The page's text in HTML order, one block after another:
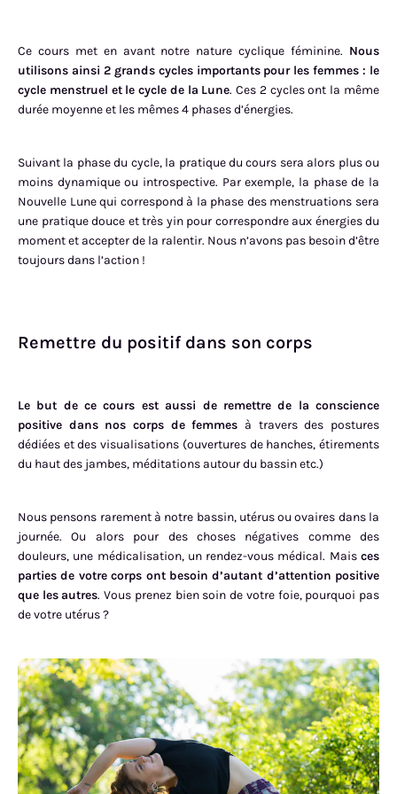
Ce cours met en avant notre nature cyclique féminine. Nous
utilisons ainsi 2 grands cycles importants pour les femmes : le
cycle menstruel et le cycle de la Lune. Ces 2 cycles ont la même
durée moyenne et les mêmes 4 phases d’énergies.
Suivant la phase du cycle, la pratique du cours sera alors plus ou
moins dynamique ou introspective. Par exemple, la phase de la
Nouvelle Lune qui correspond à la phase des menstruations sera
une pratique douce et très yin pour correspondre aux énergies du
moment et accepter de la ralentir. Nous n’avons pas besoin d’être
toujours dans l’action !
Remettre du positif dans son corps
Le but de ce cours est aussi de remettre de la conscience
positive dans nos corps de femmes à travers des postures
dédiées et des visualisations (ouvertures de hanches, étirements
du haut des jambes, méditations autour du bassin etc.)
Nous pensons rarement à notre bassin, utérus ou ovaires dans la
journée. Ou alors pour des choses négatives comme des
douleurs, une médicalisation, un rendez-vous médical. Mais ces
parties de votre corps ont besoin d’autant d’attention positive
que les autres. Vous prenez bien soin de votre foie, pourquoi pas
de votre utérus ?